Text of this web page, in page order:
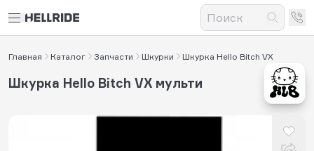
Главная Каталог Запчасти Шкурки Шкурка Hello Bitch VX
Шкурка Hello Bitch VX мульти